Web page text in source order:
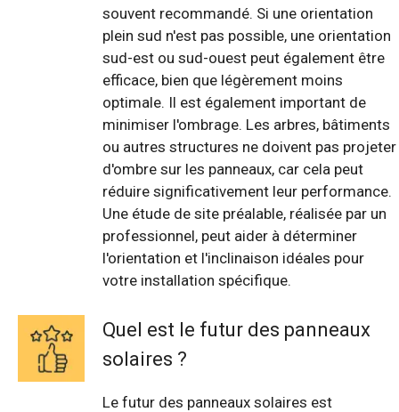
souvent recommandé. Si une orientation
plein sud n'est pas possible, une orientation
sud-est ou sud-ouest peut également être
efficace, bien que légèrement moins
optimale. Il est également important de
minimiser l'ombrage. Les arbres, bâtiments
ou autres structures ne doivent pas projeter
d'ombre sur les panneaux, car cela peut
réduire significativement leur performance.
Une étude de site préalable, réalisée par un
professionnel, peut aider à déterminer
l'orientation et l'inclinaison idéales pour
votre installation spécifique.
Quel est le futur des panneaux
solaires ?
Le futur des panneaux solaires est